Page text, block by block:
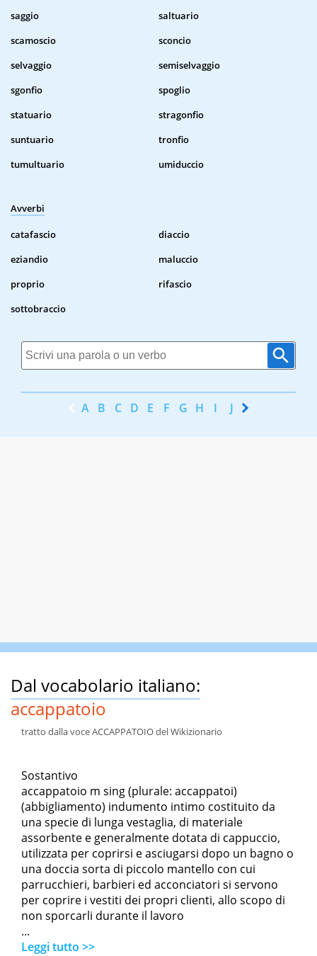
saggio
saltuario
scamoscio
sconcio
selvaggio
semiselvaggio
sgonfio
spoglio
statuario
stragonfio
suntuario
tronfio
tumultuario
umiduccio
Avverbi
catafascio
diaccio
eziandio
maluccio
proprio
rifascio
sottobraccio
A B C D E F G H I J K
Dal vocabolario italiano:
accappatoio
tratto dalla voce ACCAPPATOIO del Wikizionario
Sostantivo
accappatoio m sing (plurale: accappatoi)
(abbigliamento) indumento intimo costituito da
una specie di lunga vestaglia, di materiale
assorbente e generalmente dotata di cappuccio,
utilizzata per coprirsi e asciugarsi dopo un bagno o
una doccia sorta di piccolo mantello con cui
parrucchieri, barbieri ed acconciatori si servono
per coprire i vestiti dei propri clienti, allo scopo di
non sporcarli durante il lavoro
...
Leggi tutto >>